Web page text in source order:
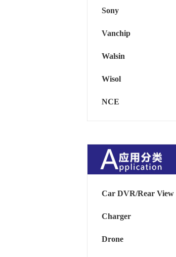
Sony
Vanchip
Walsin
Wisol
NCE
Charger
Drone